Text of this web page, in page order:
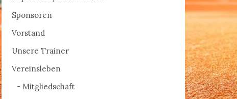
Sponsoren
Vorstand
Unsere Trainer
Vereinsleben
Mitgliedschaft